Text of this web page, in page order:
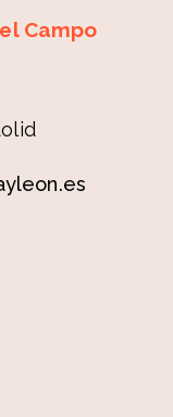
Campo